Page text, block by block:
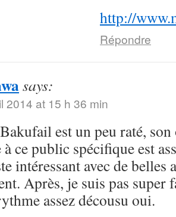
http://
Répondre
says:
2014 at 15 h 36 min
est un peu raté,
ce public spécifique est
intéressant avec de belles
Après, je suis pas super
assez décousu oui.